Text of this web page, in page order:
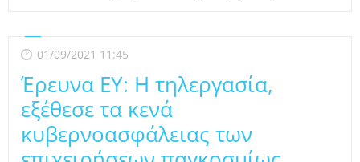
01/09/2021 11:45
Έρευνα EY: Η τηλεργασία,
εξέθεσε τα κενά
κυβερνοασφάλειας των